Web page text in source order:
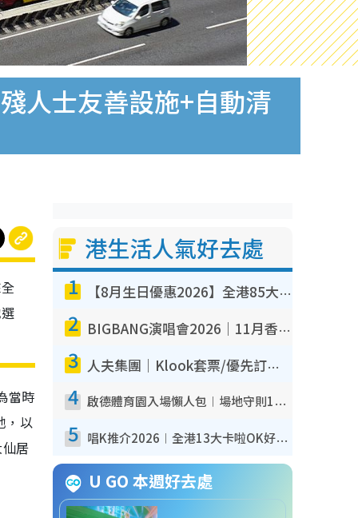
人士友善設施+自動清
當時
，以
居
港生活人氣好去處
1 【8月生日優惠2026】全港85大食買玩著數攻略 自助餐/火鍋放題同行免費＋誠品/DONKI送現金券
2 BIGBANG演唱會2026｜11月香港啟德開3場！實名制VIP申請、優先購票攻略
3 人夫集團｜Klook套票/優先訂票/公開發售搶飛攻略！附票價.購票連結.場地座位表
4 啟德體育園入場懶人包︱場地守則12違禁品不可進場准帶細水樽但全場禁樽蓋！應援牌有限制！
5 唱K推介2026︱全港13大卡啦OK好去處！最平$36起 日文K都有！(附地址+收費詳情)
U GO 本週好去處